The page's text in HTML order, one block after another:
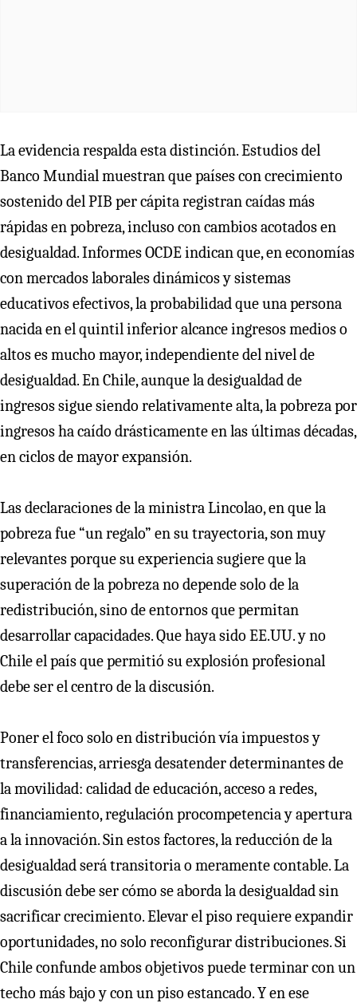
La evidencia respalda esta distinción. Estudios del
Banco Mundial muestran que países con crecimiento
sostenido del PIB per cápita registran caídas más
rápidas en pobreza, incluso con cambios acotados en
desigualdad. Informes OCDE indican que, en economías
con mercados laborales dinámicos y sistemas
educativos efectivos, la probabilidad que una persona
nacida en el quintil inferior alcance ingresos medios o
altos es mucho mayor, independiente del nivel de
desigualdad. En Chile, aunque la desigualdad de
ingresos sigue siendo relativamente alta, la pobreza por
ingresos ha caído drásticamente en las últimas décadas,
en ciclos de mayor expansión.
Las declaraciones de la ministra Lincolao, en que la
pobreza fue “un regalo” en su trayectoria, son muy
relevantes porque su experiencia sugiere que la
superación de la pobreza no depende solo de la
redistribución, sino de entornos que permitan
desarrollar capacidades. Que haya sido EE.UU. y no
Chile el país que permitió su explosión profesional
debe ser el centro de la discusión.
Poner el foco solo en distribución vía impuestos y
transferencias, arriesga desatender determinantes de
la movilidad: calidad de educación, acceso a redes,
financiamiento, regulación procompetencia y apertura
a la innovación. Sin estos factores, la reducción de la
desigualdad será transitoria o meramente contable. La
discusión debe ser cómo se aborda la desigualdad sin
sacrificar crecimiento. Elevar el piso requiere expandir
oportunidades, no solo reconfigurar distribuciones. Si
Chile confunde ambos objetivos puede terminar con un
techo más bajo y con un piso estancado. Y en ese